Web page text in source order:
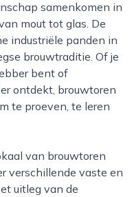
samenkomen in
mout tot glas. De
industriële panden in
brouwtraditie. Of je
bent of
ontdekt, brouwtoren
te proeven, te leren
verschillende vaste en
uitleg van de